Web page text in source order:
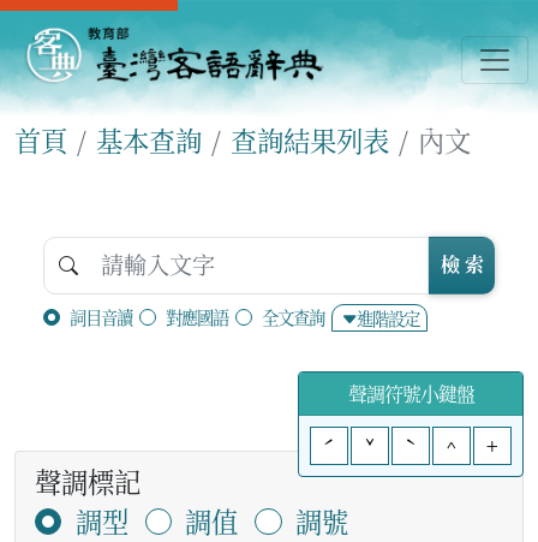
首頁 基本查詢 查詢結果列表 內文
詞目音讀 對應國語 全文查詢 進階設定
檢 索
聲調符號小鍵盤
ˊ
ˇ ˋ ^ +
聲調標記
調型
調值
調號